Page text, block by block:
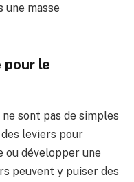
une masse
le
sont pas de simples
leviers pour
ou développer une
peuvent y puiser des